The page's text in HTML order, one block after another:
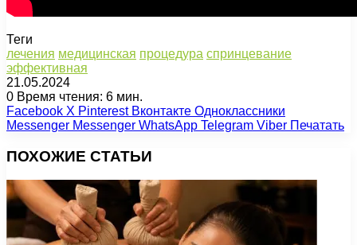
Теги
лечения медицинская процедура спринцевание
эффективная
21.05.2024
0 Время чтения: 6 мин.
Facebook X Pinterest Вконтакте Одноклассники
Messenger Messenger WhatsApp Telegram Viber Печатать
ПОХОЖИЕ СТАТЬИ